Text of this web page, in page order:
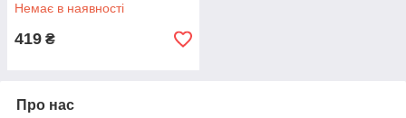
Немає в наявності
419 ₴
Про нас